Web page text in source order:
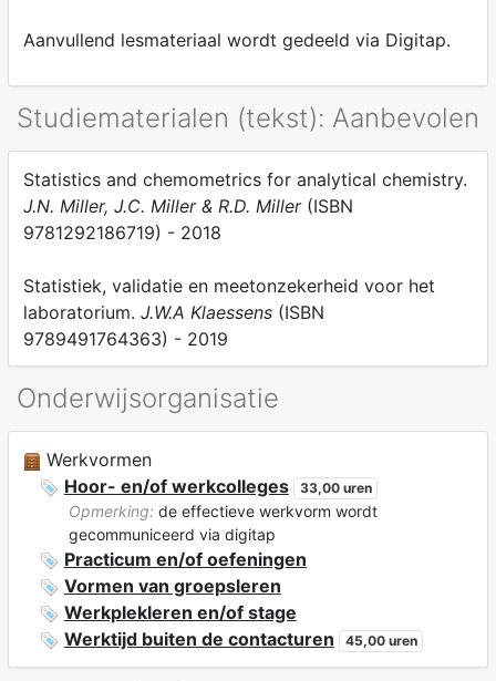
Aanvullend lesmateriaal wordt gedeeld via Digitap.
Studiematerialen (tekst): Aanbevolen
Statistics and chemometrics for analytical chemistry.
J.N. Miller, J.C. Miller & R.D. Miller (ISBN
9781292186719) - 2018
Statistiek, validatie en meetonzekerheid voor het
laboratorium. J.W.A Klaessens(ISBN
9789491764363) - 2019
Onderwijsorganisatie
Werkvormen
Hoor- en/of werkcolleges
33,00 uren
Opmerking: de effectieve werkvorm wordt
gecommuniceerd via digitap
Practicum en/of oefeningen
Vormen van groepsleren
Werkplekleren en/of stage
Werktijd buiten de contacturen
45,00 uren